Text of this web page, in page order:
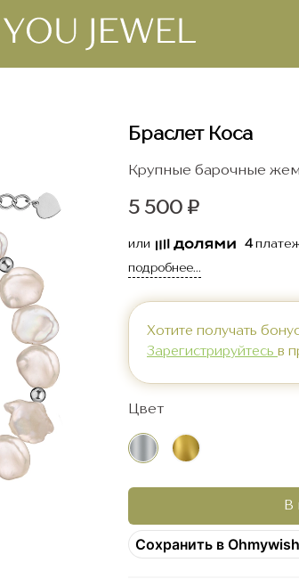
Браслет Коса
5 500 ₽
или 4
подробнее...
Хотите получать
Зарегистрируйтесь в
В
Цвет
Крупные барочные
Сохранить в